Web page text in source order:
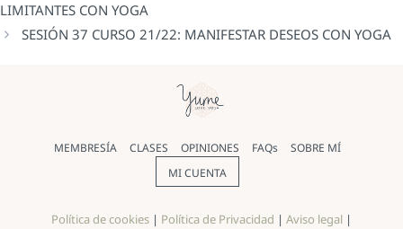
LIMITANTES CON YOGA
SESIÓN 37 CURSO 21/22: MANIFESTAR DESEOS CON YOGA
MEMBRESÍA CLASES OPINIONES FAQs
SOBRE MÍ
MI CUENTA
Política de cookies | Política de Privacidad | Aviso legal |